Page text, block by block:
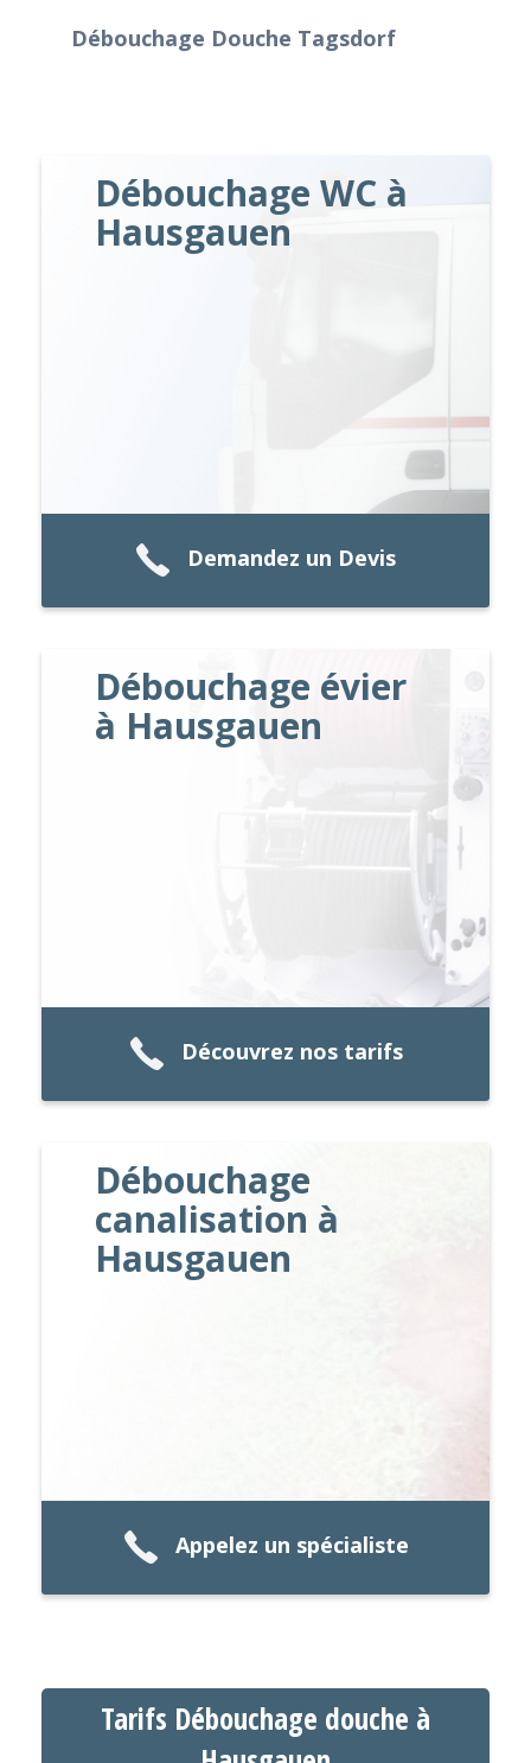
Débouchage Douche Tagsdorf
Débouchage WC à
Hausgauen
Demandez un Devis
Débouchage évier
à Hausgauen
Découvrez nos tarifs
Débouchage
canalisation à
Hausgauen
Appelez un spécialiste
Tarifs Débouchage douche à